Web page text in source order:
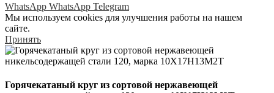
WhatsApp WhatsApp Telegram
Мы используем cookies для улучшения работы на нашем
сайте.
Принять
Горячекатаный круг из сортовой нержавеющей